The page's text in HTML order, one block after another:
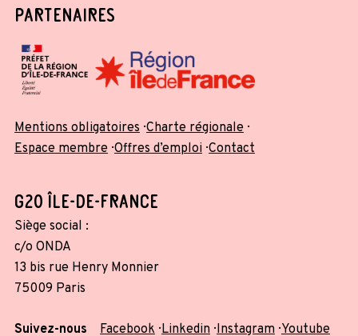
G20 ÎLE-DE-FRANCE
Siège social :
c/o ONDA
13 bis rue Henry Monnier
75009 Paris
Suivez-nous Facebook Linkedin Instagram Youtube
PARTENAIRES
Mentions obligatoires Charte régionale
Espace membre Offres d’emploi Contact